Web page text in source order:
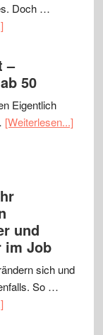
Doch …
–
50
Eigentlich
[Weiterlesen...]
und
im Job
sich und
So …